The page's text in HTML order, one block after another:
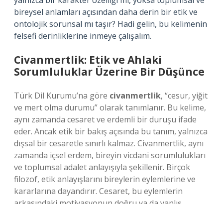
bireysel anlamları açısından daha derin bir etik ve
ontolojik sorunsal mı taşır? Hadi gelin, bu kelimenin
felsefi derinliklerine inmeye çalışalım.
Civanmertlik: Etik ve Ahlaki
Sorumluluklar Üzerine Bir Düşünce
Türk Dil Kurumu’na göre civanmertlik, “cesur, yiğit
ve mert olma durumu” olarak tanımlanır. Bu kelime,
aynı zamanda cesaret ve erdemli bir duruşu ifade
eder. Ancak etik bir bakış açısında bu tanım, yalnızca
dışsal bir cesaretle sınırlı kalmaz. Civanmertlik, aynı
zamanda içsel erdem, bireyin vicdani sorumlulukları
ve toplumsal adalet anlayışıyla şekillenir. Birçok
filozof, etik anlayışlarını bireylerin eylemlerine ve
kararlarına dayandırır. Cesaret, bu eylemlerin